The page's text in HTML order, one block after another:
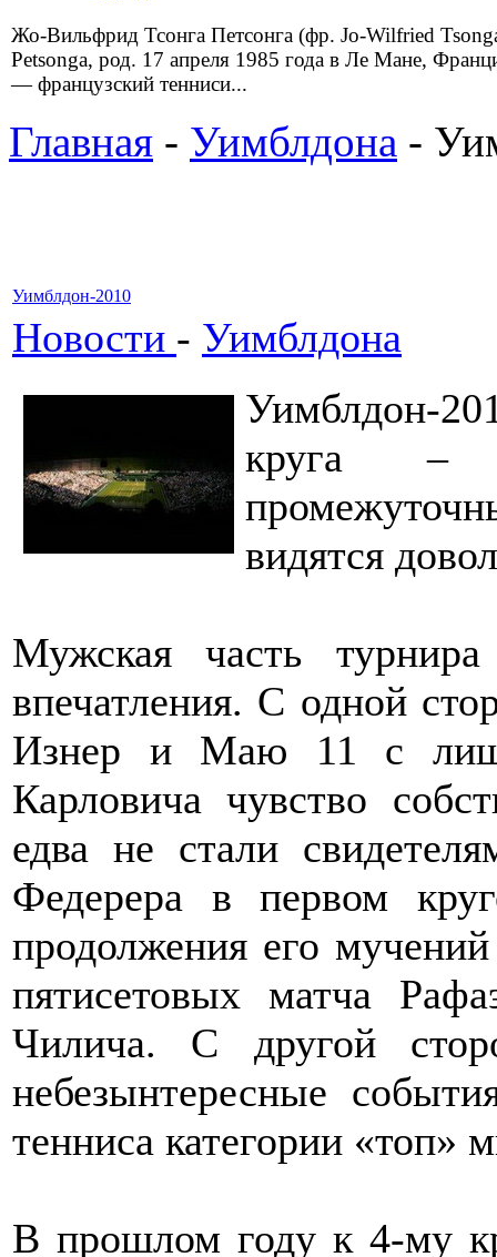
Жо-Вильфрид Тсонга Петсонга (фр. Jo-Wilfried
Petsonga, род. 17 апреля 1985 года в Ле Мане,
— французский тенниси...
Главная - Уимблдона -
Уимблдон-2010
Новости - Уимблдона
Уимблдон-
круга –
видятся
Мужская часть
впечатления. С одной
Изнер и Маю 11 с
Карловича чувство
едва не стали
Федерера в первом
продолжения его
пятисетовых матча
Чилича. С другой
небезынтересные
тенниса категории «топ»
В прошлом году к 4-му